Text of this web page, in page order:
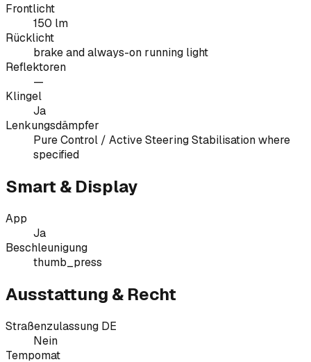
Frontlicht
150 lm
Rücklicht
brake and always-on running light
Reflektoren
—
Klingel
Ja
Lenkungsdämpfer
Pure Control / Active Steering Stabilisation where
specified
Smart & Display
App
Ja
Beschleunigung
thumb_press
Ausstattung & Recht
Straßenzulassung DE
Nein
Tempomat